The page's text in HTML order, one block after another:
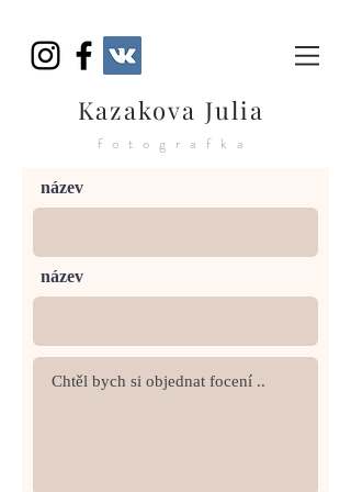
Kazakova Julia
fotografka
název
název